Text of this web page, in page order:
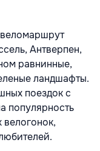
Антверпен,
равнинные,
ландшафты.
поездок с
популярность